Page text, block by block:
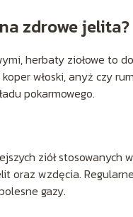
zdrowe jelita?
herbaty ziołowe to
włoski, anyż czy
pokarmowego.
ziół stosowanych
oraz wzdęcia.
gazy.